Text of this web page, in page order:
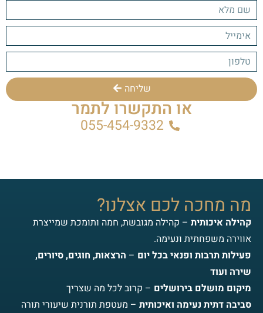
שליחה
או התקשרו לתמר
055-454-9332
מה מחכה לכם אצלנו?
קהילה איכותית – קהילה מגובשת, חמה ותומכת שמייצרת
אווירה משפחתית ונעימה.
פעילות תרבות ופנאי בכל יום – הרצאות, חוגים, סיורים,
שירה ועוד
מיקום מושלם בירושלים – קרוב לכל מה שצריך
סביבה דתית נעימה ואיכותית – מעטפת תורנית שיעורי תורה